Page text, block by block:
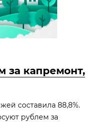
за капремонт,
составила 88,8%.
рублем за